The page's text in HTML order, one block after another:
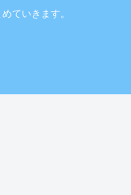
ていきます。